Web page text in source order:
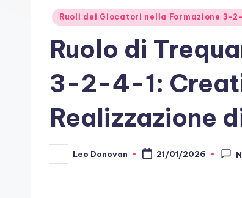
Posted
Ruoli dei Giocatori nella Formazione 3-
Ruolo di
3-2-4-1:
Realizzazione
Posted
by
Leo Donovan 21/01/2026